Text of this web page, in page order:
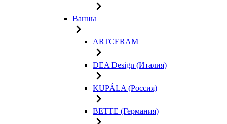
Ванны
ARTCERAM
DEA Design (Италия)
KUPÁLA (Россия)
BETTE (Германия)